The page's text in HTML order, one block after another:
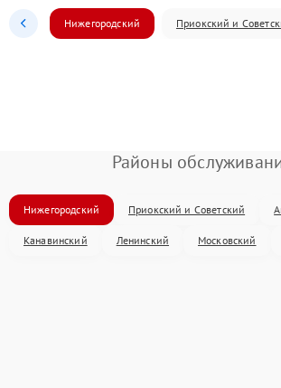
Нижегородский Приокский и
Районы
Нижегородский Приокский и Советский
Канавинский Ленинский Московский